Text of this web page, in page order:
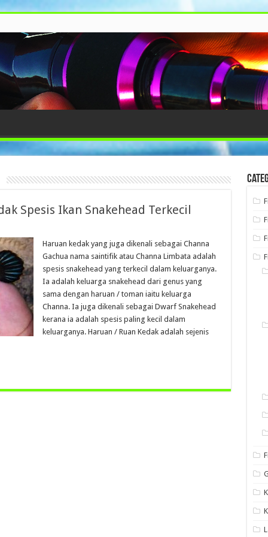
Spesis Ikan Snakehead Terkecil
Haruan kedak yang juga dikenali sebagai Channa
Gachua nama saintifik atau Channa Limbata adalah
spesis snakehead yang terkecil dalam keluarganya.
Ia adalah keluarga snakehead dari genus yang
sama dengan haruan / toman iaitu keluarga
Channa. Ia juga dikenali sebagai Dwarf Snakehead
kerana ia adalah spesis paling kecil dalam
keluarganya. Haruan / Ruan Kedak adalah sejenis